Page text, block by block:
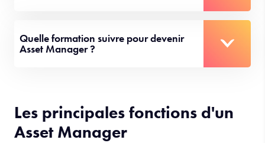
Quelle formation suivre pour devenir
Asset Manager ?
Les principales fonctions d'un
Asset Manager